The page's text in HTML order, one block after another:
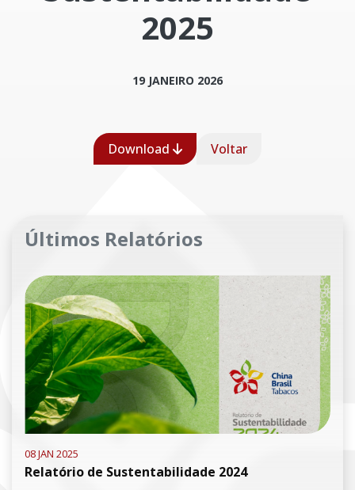
2025
19 JANEIRO 2026
Download Voltar
Últimos Relatórios
08 JAN 2025
Relatório de Sustentabilidade 2024